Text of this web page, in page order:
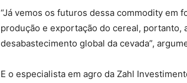
“Já vemos os futuros dessa commodity em
produção e exportação do cereal, portanto,
desabastecimento global da cevada”,
E o especialista em agro da Zahl